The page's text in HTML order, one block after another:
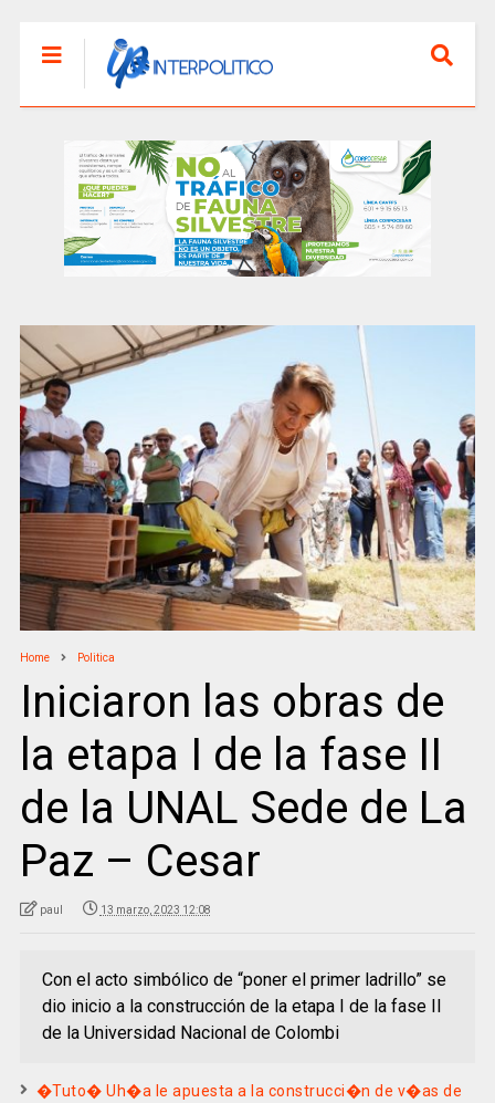
Home Politica
Iniciaron las obras de
la etapa I de la fase II
de la UNAL Sede de La
Paz – Cesar
paul 13 marzo, 2023 12:08
Con el acto simbólico de “poner el primer ladrillo” se
dio inicio a la construcción de la etapa I de la fase II
de la Universidad Nacional de Colombi
�Tuto� Uh�a le apuesta a la construcci�n de v�as de